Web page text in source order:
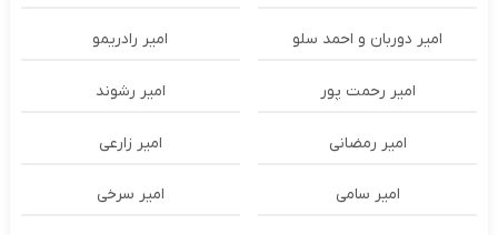
امیر دوربان و احمد سلو امیر رادریمو
امیر رحمت پور امیر رشوند
امیر رمضانی امیر زارعی
امیر سامی امیر سرخی